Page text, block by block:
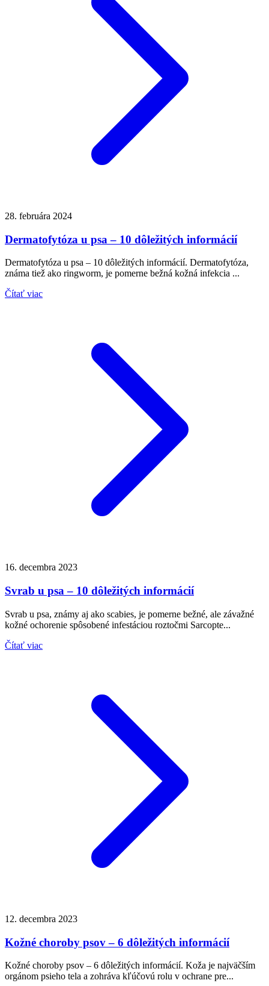
28. februára 2024
Dermatofytóza u psa – 10 dôležitých informácií
Dermatofytóza u psa – 10 dôležitých informácií. Dermatofytóza,
známa tiež ako ringworm, je pomerne bežná kožná infekcia ...
Čítať viac
16. decembra 2023
Svrab u psa – 10 dôležitých informácií
Svrab u psa, známy aj ako scabies, je pomerne bežné, ale závažné
kožné ochorenie spôsobené infestáciou roztočmi Sarcopte...
Čítať viac
12. decembra 2023
Kožné choroby psov – 6 dôležitých informácií
Kožné choroby psov – 6 dôležitých informácií. Koža je najväčším
orgánom psieho tela a zohráva kľúčovú rolu v ochrane pre...